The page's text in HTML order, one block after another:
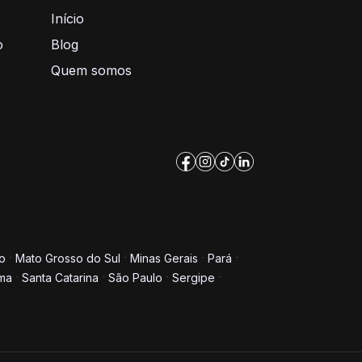
Início
Blog
Quem somos
Mato Grosso do Sul Minas Gerais
Pará
Santa Catarina São Paulo
Sergipe